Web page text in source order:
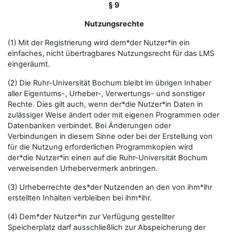
§ 9
Nutzungsrechte
(1) Mit der Registrierung wird dem*der Nutzer*in ein
einfaches, nicht übertragbares Nutzungsrecht für das LMS
eingeräumt.
(2) Die Ruhr-Universität Bochum bleibt im übrigen Inhaber
aller Eigentums-, Urheber-, Verwertungs- und sonstiger
Rechte. Dies gilt auch, wenn der*die Nutzer*in Daten in
zulässiger Weise ändert oder mit eigenen Programmen oder
Datenbanken verbindet. Bei Änderungen oder
Verbindungen in diesem Sinne oder bei der Erstellung von
für die Nutzung erforderlichen Programmkopien wird
der*die Nutzer*in einen auf die Ruhr-Universität Bochum
verweisenden Urhebervermerk anbringen.
(3) Urheberrechte des*der Nutzenden an den von ihm*ihr
erstellten Inhalten verbleiben bei ihm*ihr.
(4) Dem*der Nutzer*in zur Verfügung gestellter
Speicherplatz darf ausschließlich zur Abspeicherung der